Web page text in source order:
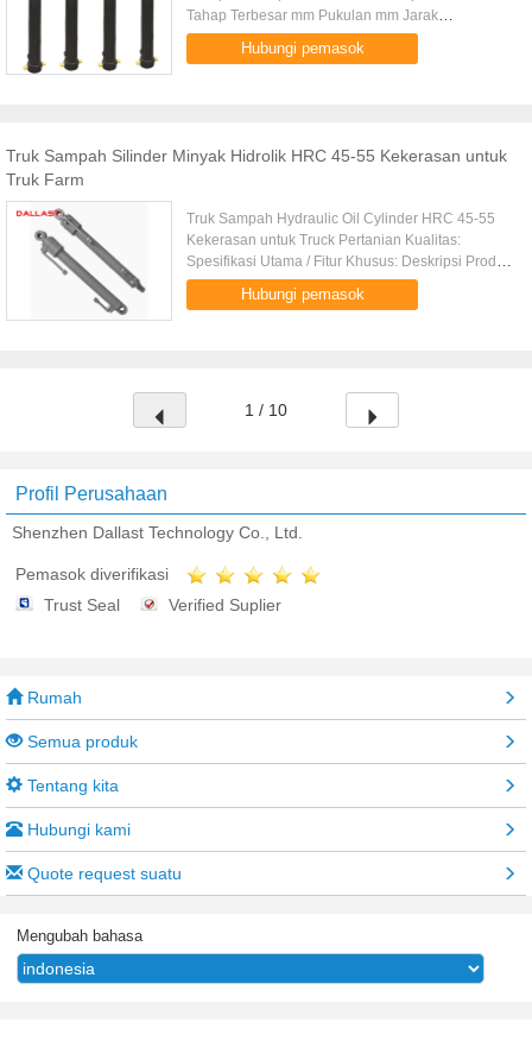
Tahap Terbesar mm Pukulan mm Jarak
pemasangan mm FE-3-110-3205 3 110 3205 1449
FE-3-110-3460 3 110 3460 1609 FE-3-129-3460 3
Hubungi pemasok
Truk Sampah Silinder Minyak Hidrolik HRC 45-55 Kekerasan untuk
Truk Farm
Truk Sampah Hydraulic Oil Cylinder HRC 45-55
Kekerasan untuk Truck Pertanian Kualitas:
Spesifikasi Utama / Fitur Khusus: Deskripsi Produk:
Silinder hidrolik untuk pasar Australia Aplikasi
akting ganda Warna ...
Hubungi pemasok
1 / 10
Profil Perusahaan
Shenzhen Dallast Technology Co., Ltd.
Pemasok diverifikasi
Trust Seal
Verified Suplier
Rumah
Semua produk
Tentang kita
Hubungi kami
Quote request suatu
Mengubah bahasa